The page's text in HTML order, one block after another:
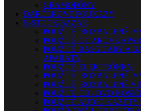
GRAMOFÓNY
DARČEKOVÉ POUKAZY
B-STOCK/BAZÁR
POUŽITÉ, ROZBALENÉ,
POUŽITÉ GITAROVÉ
POUŽITÉ BASGITARY A
APARÁTY
POUŽITÉ ELEKTRÓNKY
POUŽITÉ, ROZBALENÉ,
POUŽITÉ, ROZBALENÉ
POUŽITÉ CD / DVD
POUŽITÉ AUDIO KAZETY